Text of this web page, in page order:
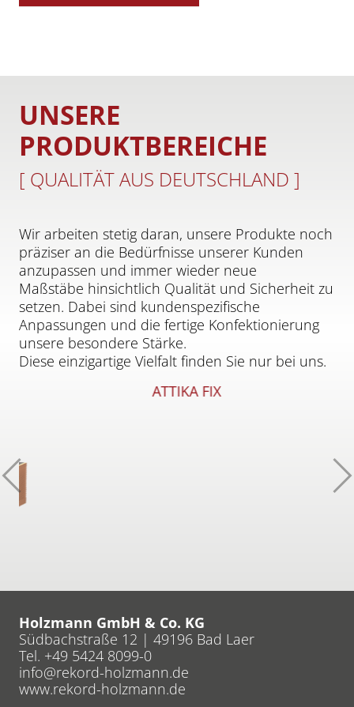
UNSERE
PRODUKTBEREICHE
[ QUALITÄT AUS DEUTSCHLAND ]
Wir arbeiten stetig daran, unsere Produkte noch
präziser an die Bedürfnisse unserer Kunden
anzupassen und immer wieder neue
Maßstäbe hinsichtlich Qualität und Sicherheit zu
setzen. Dabei sind kundenspezifische
Anpassungen und die fertige Konfektionierung
unsere besondere Stärke.
Diese einzigartige Vielfalt finden Sie nur bei uns.
ATTIKA FIX
Zurück
Holzmann GmbH & Co. KG
Südbachstraße 12 | 49196 Bad Laer
Tel. +49 5424 8099-0
info
rekord-holzmann de
www.rekord-holzmann.de